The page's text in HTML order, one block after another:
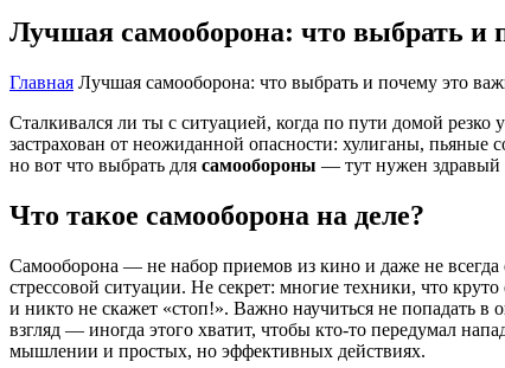
Лучшая самооборона: что выбрать и
Главная Лучшая самооборона: что выбрать и почему это
Сталкивался ли ты с ситуацией, когда по пути домой
застрахован от неожиданной опасности: хулиганы,
но вот что выбрать для самообороны — тут нужен здравый
Что такое самооборона на деле?
Самооборона — не набор приемов из кино и даже не
стрессовой ситуации. Не секрет: многие техники, что
и никто не скажет «стоп!». Важно научиться не попадать
взгляд — иногда этого хватит, чтобы кто-то передумал
мышлении и простых, но эффективных действиях.